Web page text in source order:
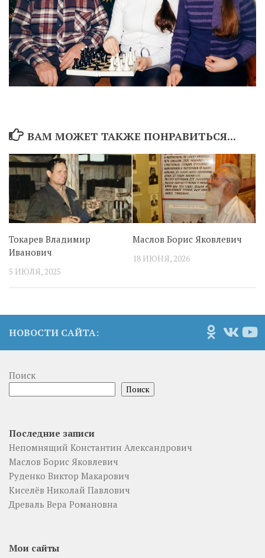
ВАМ МОЖЕТ ТАКЖЕ ПОНРАВИТЬСЯ...
Токарев Владимир
Иванович
5 ИЮЛЯ, 2025
Маслов Борис Яковлевич
18 ИЮНЯ, 2026
НОВОСТИ САЙТА:
Поиск
Поиск
Последние записи
Непомнящий Константин Александрович
Маслов Борис Яковлевич
Руденко Виктор Макарович
Киселёв Николай Павлович
Древаль Вера Романовна
Мои сайты